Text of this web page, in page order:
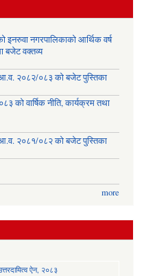
नगरपालिकाको आर्थिक वर्ष
बजेट वक्तव्य
२०८२/०८३ को बजेट पुस्तिका
को वार्षिक नीति, कार्यक्रम तथा
२०८१/०८२ को बजेट पुस्तिका
more
ऐन, २०८३